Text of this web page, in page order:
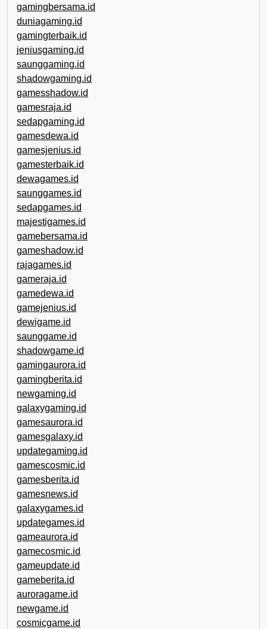
gamingbersama.id
duniagaming.id
gamingterbaik.id
jeniusgaming.id
saunggaming.id
shadowgaming.id
gamesshadow.id
gamesraja.id
sedapgaming.id
gamesdewa.id
gamesjenius.id
gamesterbaik.id
dewagames.id
saunggames.id
sedapgames.id
majestigames.id
gamebersama.id
gameshadow.id
rajagames.id
gameraja.id
gamedewa.id
gamejenius.id
dewigame.id
saunggame.id
shadowgame.id
gamingaurora.id
gamingberita.id
newgaming.id
galaxygaming.id
gamesaurora.id
gamesgalaxy.id
updategaming.id
gamescosmic.id
gamesberita.id
gamesnews.id
galaxygames.id
updategames.id
gameaurora.id
gamecosmic.id
gameupdate.id
gameberita.id
auroragame.id
newgame.id
cosmicgame.id